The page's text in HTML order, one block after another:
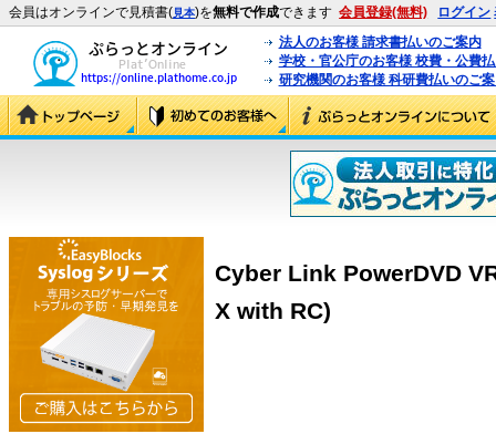
会員はオンラインで見積書(見本)を無料で作成できます 会員登録(無料) ログイン
法人のお客様 請求書払いのご案内
学校・官公庁のお客様 校費・公費
研究機関のお客様 科研費払いのご
Cyber Link PowerDVD
X with RC)